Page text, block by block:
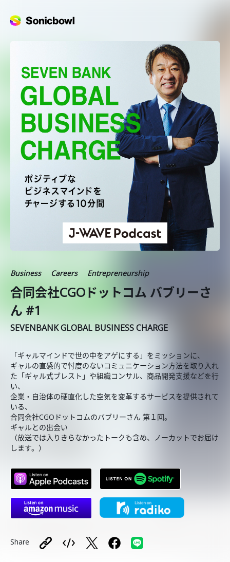
Business Careers Entrepreneurship
合同会社CGOドットコム バブリーさ
ん #1
SEVENBANK GLOBAL BUSINESS CHARGE
「ギャルマインドで世の中をアゲにする」をミッションに、
ギャルの直感的で忖度のないコミュニケーション方法を取り入れ
た「ギャル式ブレスト」や組織コンサル、商品開発支援などを行
い、
企業・自治体の硬直化した空気を変革するサービスを提供されて
いる、
合同会社CGOドットコムのバブリーさん 第１回。
ギャルとの出会い
（放送では入りきらなかったトークも含め、ノーカットでお届け
します。）
Share